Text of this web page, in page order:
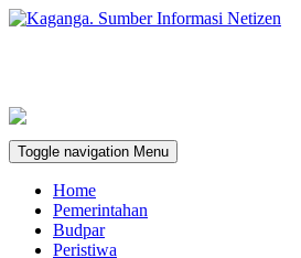
Toggle navigation Menu
Home
Pemerintahan
Budpar
Peristiwa